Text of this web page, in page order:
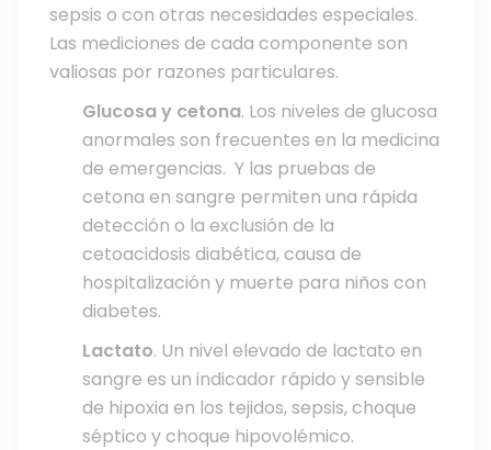
sepsis o con otras necesidades especiales.
Las mediciones de cada componente son
valiosas por razones particulares.
Glucosa y cetona. Los niveles de glucosa
anormales son frecuentes en la medicina
de emergencias. Y las pruebas de
cetona en sangre permiten una rápida
detección o la exclusión de la
cetoacidosis diabética, causa de
hospitalización y muerte para niños con
diabetes.
Lactato. Un nivel elevado de lactato en
sangre es un indicador rápido y sensible
de hipoxia en los tejidos, sepsis, choque
séptico y choque hipovolémico.